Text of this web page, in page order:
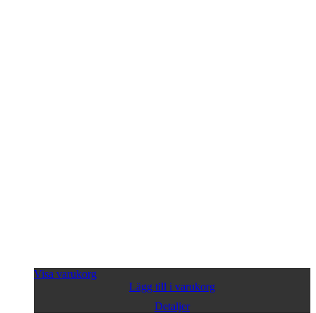
Visa varukorg
Lägg till i varukorg
Detaljer